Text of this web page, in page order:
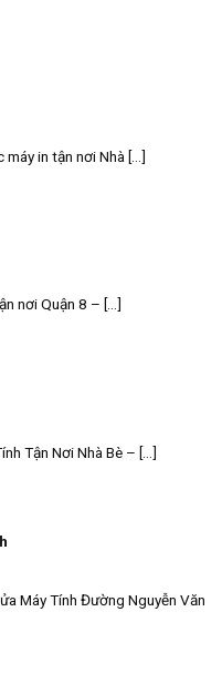
in tận nơi Nhà [...]
nơi Quận 8 – [...]
Tận Nơi Nhà Bè – [...]
Máy Tính Đường Nguyễn Văn